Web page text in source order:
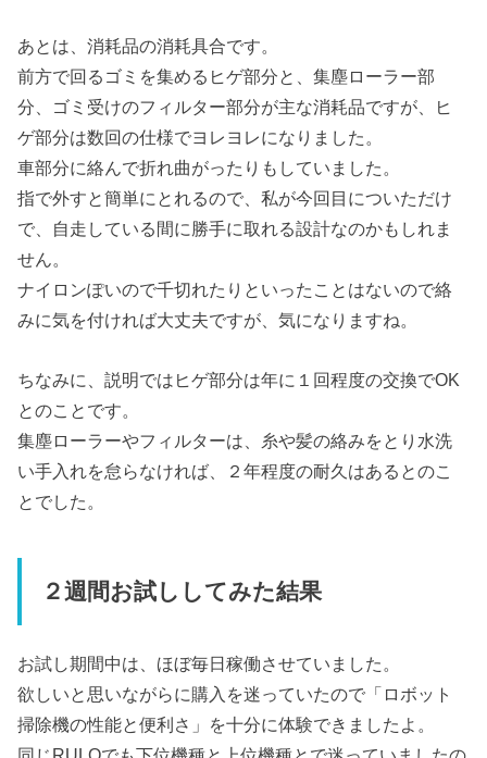
あとは、消耗品の消耗具合です。
前方で回るゴミを集めるヒゲ部分と、集塵ローラー部
分、ゴミ受けのフィルター部分が主な消耗品ですが、ヒ
ゲ部分は数回の仕様でヨレヨレになりました。
車部分に絡んで折れ曲がったりもしていました。
指で外すと簡単にとれるので、私が今回目についただけ
で、自走している間に勝手に取れる設計なのかもしれま
せん。
ナイロンぽいので千切れたりといったことはないので絡
みに気を付ければ大丈夫ですが、気になりますね。
ちなみに、説明ではヒゲ部分は年に１回程度の交換でOK
とのことです。
集塵ローラーやフィルターは、糸や髪の絡みをとり水洗
い手入れを怠らなければ、２年程度の耐久はあるとのこ
とでした。
２週間お試ししてみた結果
お試し期間中は、ほぼ毎日稼働させていました。
欲しいと思いながらに購入を迷っていたので「ロボット
掃除機の性能と便利さ」を十分に体験できましたよ。